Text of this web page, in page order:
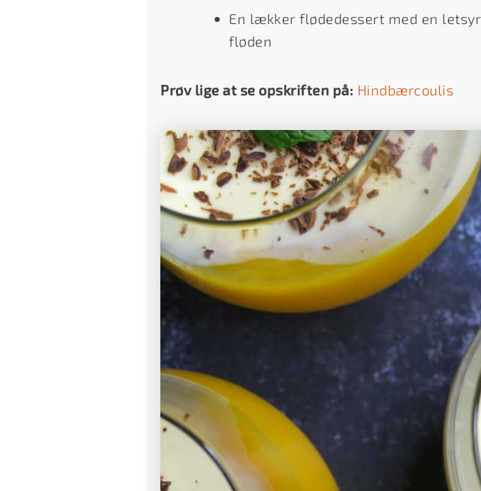
En lækker flødedessert med en
fløden
Prøv lige at se opskriften på: Hindbærcoulis